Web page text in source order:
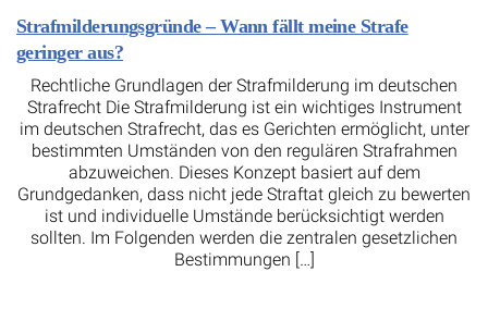
Strafmilderungsgründe – Wann fällt meine Strafe
geringer aus?
Rechtliche Grundlagen der Strafmilderung im deutschen
Strafrecht Die Strafmilderung ist ein wichtiges Instrument
im deutschen Strafrecht, das es Gerichten ermöglicht, unter
bestimmten Umständen von den regulären Strafrahmen
abzuweichen. Dieses Konzept basiert auf dem
Grundgedanken, dass nicht jede Straftat gleich zu bewerten
ist und individuelle Umstände berücksichtigt werden
sollten. Im Folgenden werden die zentralen gesetzlichen
Bestimmungen […]